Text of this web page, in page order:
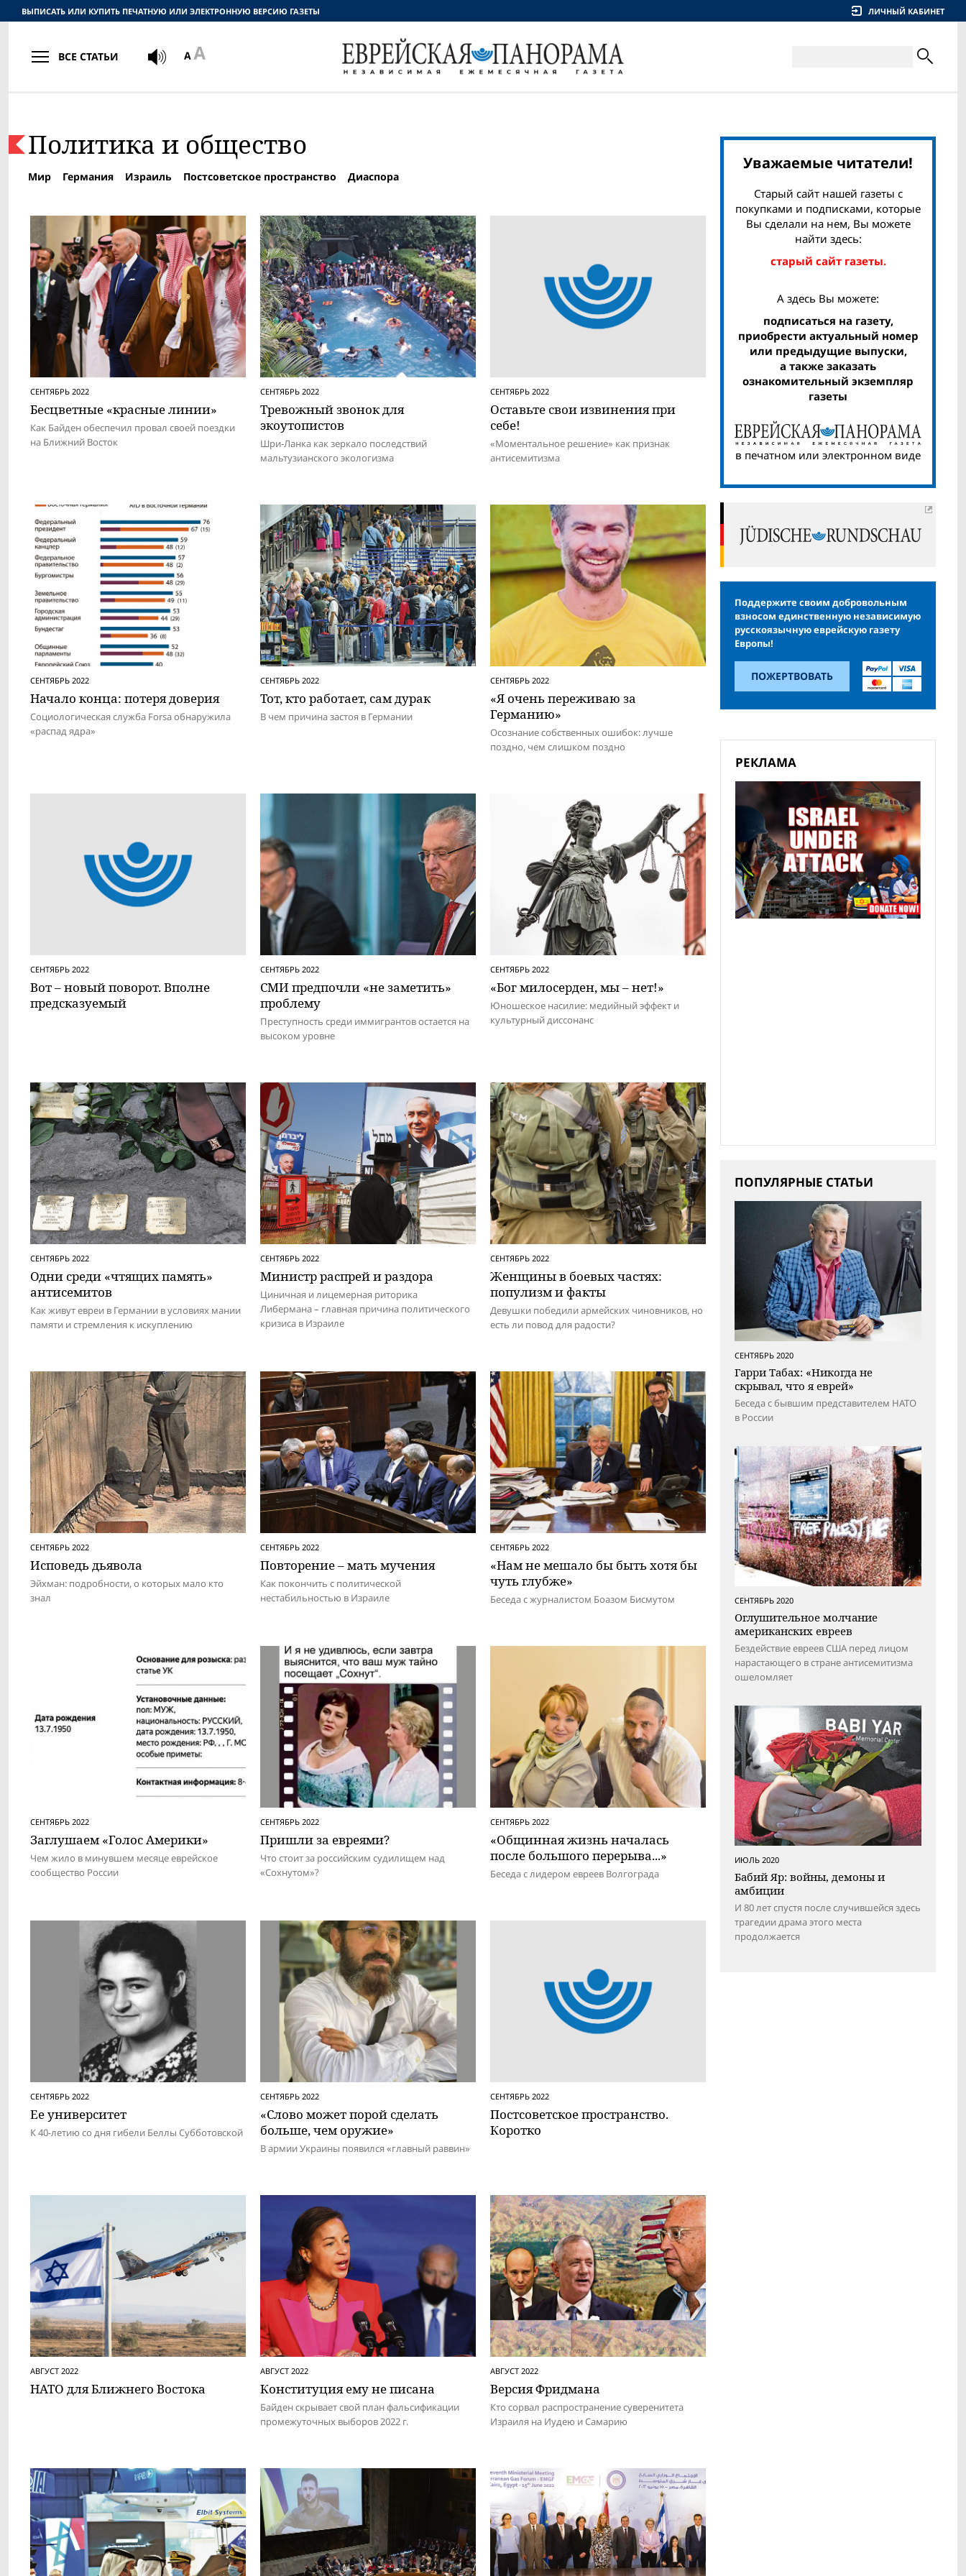
Политика и общество
Мир Германия Израиль Постсоветское пространство Диаспора
СЕНТЯБРЬ 2022
Бесцветные «красные линии»
Как Байден обеспечил провал своей поездки
на Ближний Восток
СЕНТЯБРЬ 2022
Тревожный звонок для
экоутопистов
Шри-Ланка как зеркало последствий
мальтузианского экологизма
СЕНТЯБРЬ 2022
Оставьте свои извинения при
себе!
«Моментальное решение» как признак
антисемитизма
СЕНТЯБРЬ 2022
Начало конца: потеря доверия
Социологическая служба Forsa обнаружила
«распад ядра»
СЕНТЯБРЬ 2022
Тот, кто работает, сам дурак
В чем причина застоя в Германии
СЕНТЯБРЬ 2022
«Я очень переживаю за
Германию»
Осознание собственных ошибок: лучше
поздно, чем слишком поздно
СЕНТЯБРЬ 2022
Вот – новый поворот. Вполне
предсказуемый
СЕНТЯБРЬ 2022
СМИ предпочли «не заметить»
проблему
Преступность среди иммигрантов остается на
высоком уровне
СЕНТЯБРЬ 2022
«Бог милосерден, мы – нет!»
Юношеское насилие: медийный эффект и
культурный диссонанс
СЕНТЯБРЬ 2022
Одни среди «чтящих память»
антисемитов
Как живут евреи в Германии в условиях мании
памяти и стремления к искуплению
СЕНТЯБРЬ 2022
Министр распрей и раздора
Циничная и лицемерная риторика
Либермана – главная причина политического
кризиса в Израиле
СЕНТЯБРЬ 2022
Женщины в боевых частях:
популизм и факты
Девушки победили армейских чиновников, но
есть ли повод для радости?
СЕНТЯБРЬ 2022
Исповедь дьявола
Эйхман: подробности, о которых мало кто
знал
СЕНТЯБРЬ 2022
Повторение – мать мучения
Как покончить с политической
нестабильностью в Израиле
СЕНТЯБРЬ 2022
«Нам не мешало бы быть хотя бы
чуть глубже»
Беседа с журналистом Боазом Бисмутом
СЕНТЯБРЬ 2022
Заглушаем «Голос Америки»
Чем жило в минувшем месяце еврейское
сообщество России
СЕНТЯБРЬ 2022
Пришли за eвpeями?
Что стоит за российским судилищем над
«Сохнутом»?
СЕНТЯБРЬ 2022
«Общинная жизнь началась
после большого перерыва...»
Беседа с лидером евреев Волгограда
СЕНТЯБРЬ 2022
Ее университет
К 40-летию со дня гибели Беллы Субботовской
СЕНТЯБРЬ 2022
«Слово может порой сделать
больше, чем оружие»
В армии Украины появился «главный раввин»
СЕНТЯБРЬ 2022
Постсоветское пространство.
Коротко
АВГУСТ 2022
НАТО для Ближнего Востока
АВГУСТ 2022
Конституция ему не писана
Байден скрывает свой план фальсификации
промежуточных выборов 2022 г.
АВГУСТ 2022
Версия Фридмана
Кто сорвал распространение суверенитета
Израиля на Иудею и Самарию
Уважаемые читатели!
Старый сайт нашей газеты с
покупками и подписками, которые
Вы сделали на нем, Вы можете
найти здесь:
старый сайт газеты.
А здесь Вы можете:
подписаться на газету,
приобрести актуальный номер
или предыдущие выпуски,
а также заказать
ознакомительный экземпляр
газеты
в печатном или электронном виде
Поддержите своим добровольным
взносом единственную независимую
русскоязычную еврейскую газету
Европы!
ПОЖЕРТВОВАТЬ
РЕКЛАМА
ПОПУЛЯРНЫЕ СТАТЬИ
СЕНТЯБРЬ 2020
Гарри Табах: «Никогда не
скрывал, что я еврей»
Беседа с бывшим представителем НАТО
в России
СЕНТЯБРЬ 2020
Оглушительное молчание
американских евреев
Бездействие евреев США перед лицом
нарастающего в стране антисемитизма
ошеломляет
ИЮЛЬ 2020
Бабий Яр: войны, демоны и
амбиции
И 80 лет спустя после случившейся здесь
трагедии драма этого места
продолжается
ВЫПИСАТЬ ИЛИ КУПИТЬ ПЕЧАТНУЮ ИЛИ ЭЛЕКТРОННУЮ ВЕРСИЮ ГАЗЕТЫ ЛИЧНЫЙ КАБИНЕТ
ВСЕ СТАТЬИ